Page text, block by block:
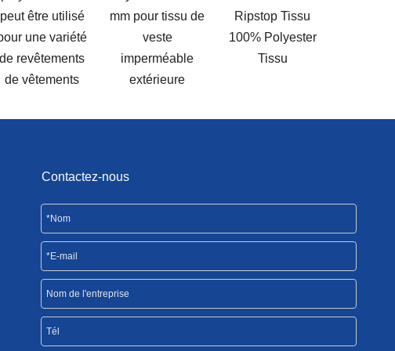
2024-11-27
2024-11-16
mm pour tissu de
veste
imperméable
extérieure
Ripstop Tissu
100% Polyester
Tissu
d'enfants tabliers
de tente
Contactez-nous